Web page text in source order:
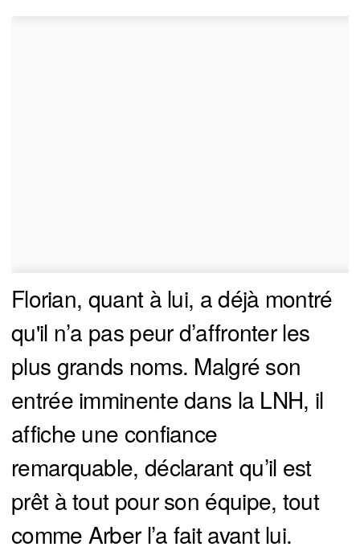
Florian, quant à lui, a déjà montré
qu'il n’a pas peur d’affronter les
plus grands noms. Malgré son
entrée imminente dans la LNH, il
affiche une confiance
remarquable, déclarant qu’il est
prêt à tout pour son équipe, tout
comme Arber l’a fait avant lui.